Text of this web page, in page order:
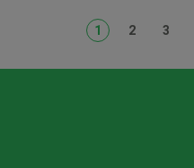
1 2 3